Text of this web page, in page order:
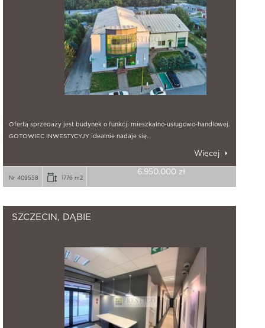
Ofertą sprzedaży jest budynek o funkcji mieszkalno-usługowo-handlowej.
GOTOWIEC INWESTYCYJY idealnie nadaje się…
Więcej
Nr 409558 1776 m2
6.950.000 zł
SZCZECIN, DĄBIE